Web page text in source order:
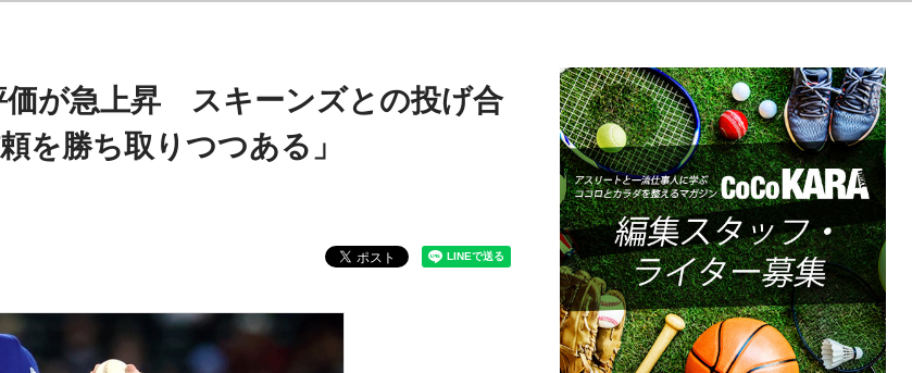
価が急上昇 スキーンズとの投げ合
を勝ち取りつつある」